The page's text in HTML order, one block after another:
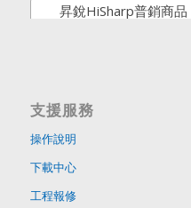
昇銳HiSharp普銷商品
支援服務
操作說明
下載中心
工程報修